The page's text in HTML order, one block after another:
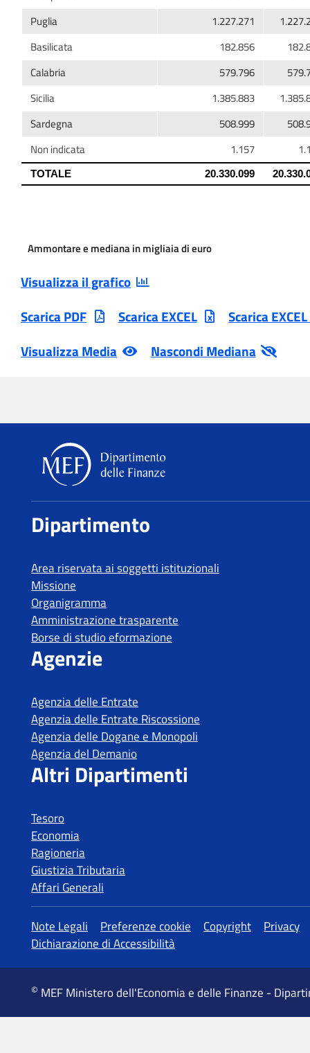
Ammontare e mediana in migliaia di euro
Tesoro
Economia
Ragioneria
Giustizia Tributaria
Affari Generali
MEF Ministero dell'Economia e delle Finanze -